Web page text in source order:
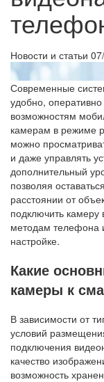
Новости и статьи
Современные
удобно,
возможностям
камерам в режиме
можно
и даже управлять
дополнительный
позволяя
расстоянии от
подключить
методам телефона
настройке.
Какие
камеры к
В зависимости от
условий
подключения
качество
возможность